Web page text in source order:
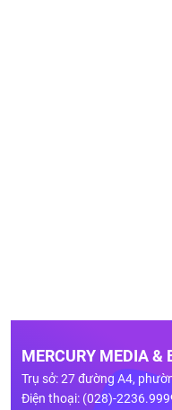
MERCURY MEDIA &
Trụ sở: 27 đường A4,
Điện thoại: (028)-